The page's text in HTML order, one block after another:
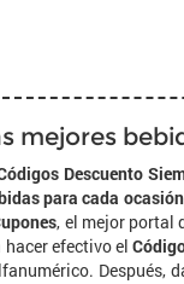
mejores
Descuento
para cada
, el mejor portal
hacer efectivo el